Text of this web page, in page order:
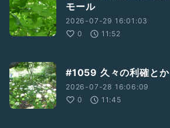
モール
2026-07-29 16:01:03
0
11:52
#1059 久々の利確とか
2026-07-28 16:06:09
0
11:45